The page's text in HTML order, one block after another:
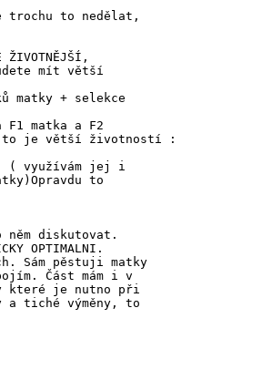
trochu to nedělat,
mít větší
matky + selekce
matka a F2
to je větší životností :
( využívám jej i
to
diskutovat.
OPTIMALNI.
Sám pěstuji matky
Část mám i v
které je nutno při
a tiché výměny, to